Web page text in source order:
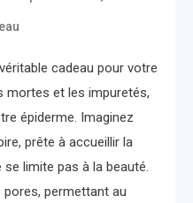
cadeau pour votre
mortes et les impuretés,
épiderme. Imaginez
prête à accueillir la
limite pas à la beauté.
pores, permettant au